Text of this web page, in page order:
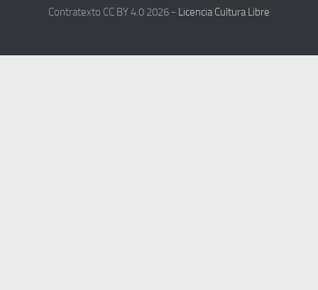
Contratexto CC BY 4.0 2026 - Licencia Cultura Libre